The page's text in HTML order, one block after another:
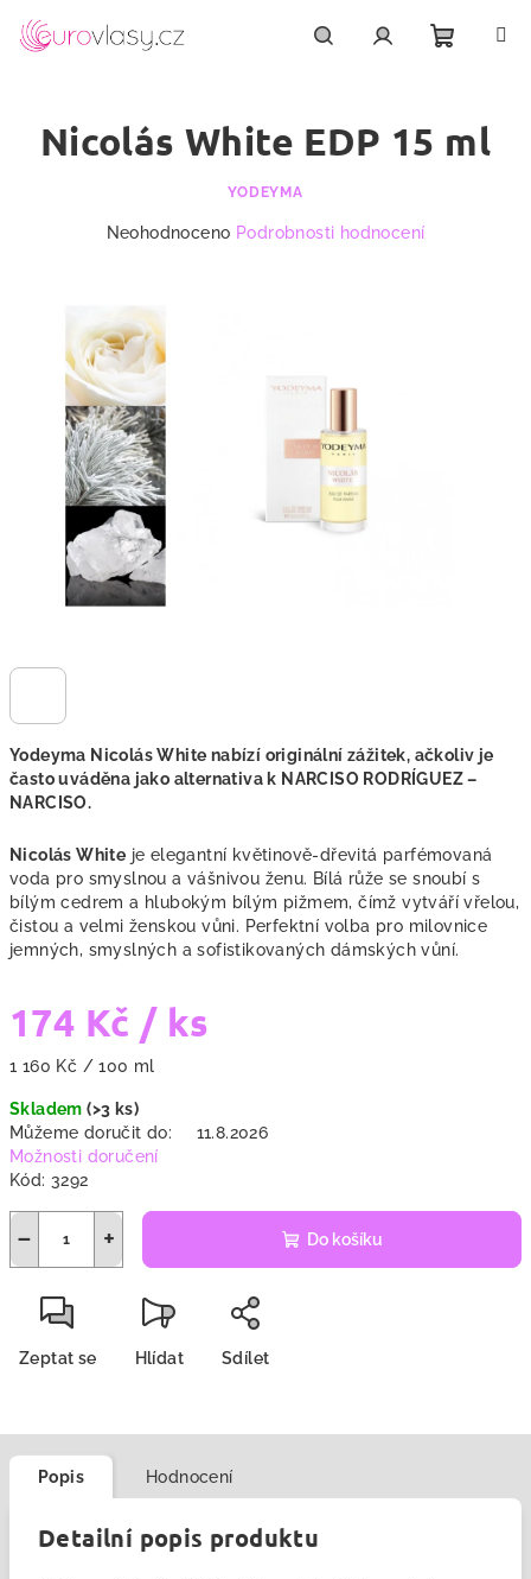
obsah
košík
Yodeyma Nicolás White nabízí originální zážitek, ačkoliv je
často uváděna jako alternativa k NARCISO RODRÍGUEZ –
NARCISO.
Nicolás White je elegantní květinově-dřevitá parfémovaná
voda pro smyslnou a vášnivou ženu. Bílá růže se snoubí s
bílým cedrem a hlubokým bílým pižmem, čímž vytváří vřelou,
čistou a velmi ženskou vůni. Perfektní volba pro milovnice
jemných, smyslných a sofistikovaných dámských vůní.
174 Kč / ks
Měrná
1 160 Kč / 100 ml
Skladem(>3 ks)
Můžeme doručit do:
11.8.2026
Možnosti doručení
Kód: 3292
+
− Do košíku
Zeptat se Hlídat Sdílet
Nicolás White EDP 15 ml
YODEYMA
hvězdiček.
Neohodnoceno Podrobnosti hodnocení
Popis Hodnocení
Detailní popis produktu